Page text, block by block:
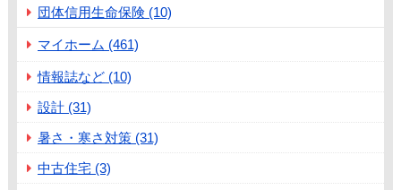
団体信用生命保険 (10)
マイホーム (461)
情報誌など (10)
設計 (31)
暑さ・寒さ対策 (31)
中古住宅 (3)